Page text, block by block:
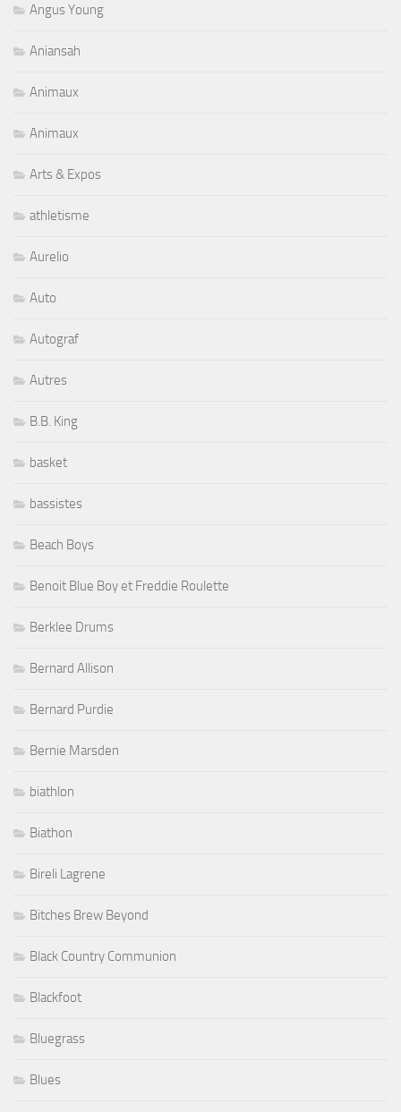
Angus Young
Aniansah
Animaux
Animaux
Arts & Expos
athletisme
Aurelio
Auto
Autograf
Autres
B.B. King
basket
bassistes
Beach Boys
Benoit Blue Boy et Freddie Roulette
Berklee Drums
Bernard Allison
Bernard Purdie
Bernie Marsden
biathlon
Biathon
Bireli Lagrene
Bitches Brew Beyond
Black Country Communion
Blackfoot
Bluegrass
Blues